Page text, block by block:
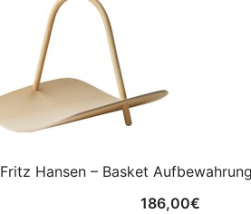
Fritz Hansen – Basket
186,00€